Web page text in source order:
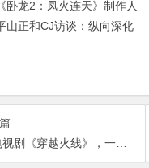
《卧龙2：凤火连天》制作人
山正和CJ访谈：纵向深化
一改往日形象【365娱乐资讯网】